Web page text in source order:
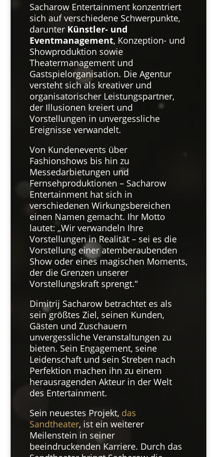
Sacharow Entertainment konzentriert
sich auf verschiedene Schwerpunkte,
darunter Künstler- und
Eventmanagement, Konzeption- und
Showproduktion sowie
Theatermanagement und
Gastspielorganisation. Die Agentur
versteht sich als kreativer und
organisatorischer Leistungspartner,
der Illusionen kreiert und
Vorstellungen in unvergessliche
Ereignisse verwandelt.
Von Kundenevents über
Fashionshows bis hin zu
Messedarbietungen und
Fernsehproduktionen – Sacharow
Entertainment hat sich in
verschiedenen Wirkungsbereichen
einen Namen gemacht. Ihr Motto
lautet: „Wir verwandeln Ihre
Vorstellungen in Realität – sei es die
Vorstellung einer atemberaubenden
Show oder eines magischen Moments,
der die Grenzen unserer
Vorstellungskraft sprengt.“
Dimitrij Sacharow betrachtet es als
sein größtes Ziel, seinen Kunden,
Gästen und Zuschauern
unvergessliche Veranstaltungen zu
bieten. Sein Engagement, seine
Leidenschaft und sein Streben nach
Perfektion machen ihn zu einem
herausragenden Akteur in der Welt
des Entertainment.
Sein neuestes Projekt, das
Sandtheater, ist ein weiterer
Meilenstein in seiner
beeindruckenden Karriere. Durch das